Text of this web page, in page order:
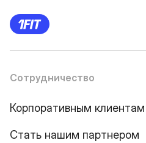
Сотрудничество
Корпоративным клиентам
Стать нашим партнером